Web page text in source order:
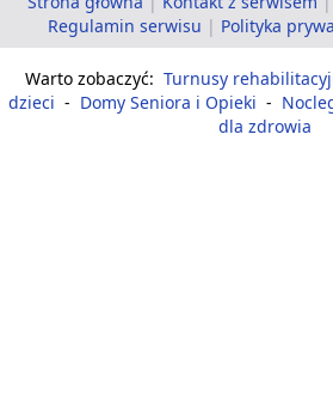
Regulamin serwisu | Polityka
Warto zobaczyć: Turnusy
dzieci - Domy Seniora i Opieki -
dla zdrowia